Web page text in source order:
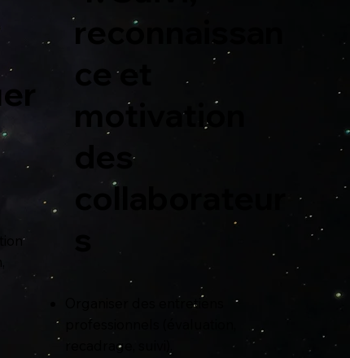
reconnaissan
ce et
motivation
des
collaborateur
Organiser des entretiens
professionnels (évaluation,
recadrage, suivi).